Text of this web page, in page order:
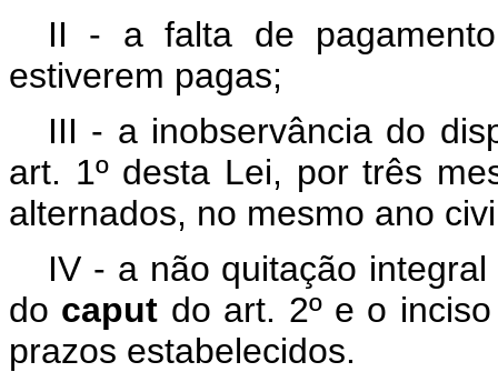
II - a falta de
estiverem pagas;
III - a inobservância do
art. 1º desta Lei, por três
alternados, no mesmo ano
IV - a não quitação
do caput do art. 2º e o
prazos estabelecidos.